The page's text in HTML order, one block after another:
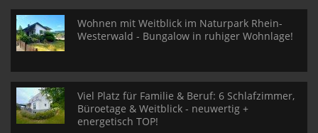
Wohnen mit Weitblick im Naturpark Rhein-
Westerwald - Bungalow in ruhiger Wohnlage!
Viel Platz für Familie & Beruf: 6 Schlafzimmer,
Büroetage & Weitblick - neuwertig +
energetisch TOP!